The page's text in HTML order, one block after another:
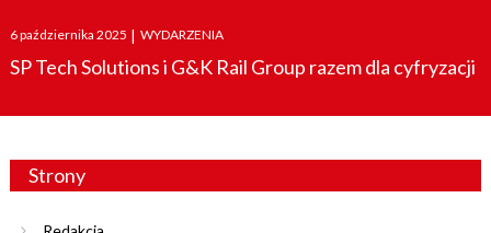
Posted
on
6 października 2025 | WYDARZENIA
SP Tech Solutions i G&K Rail Group razem dla cyfryzacji
Strony